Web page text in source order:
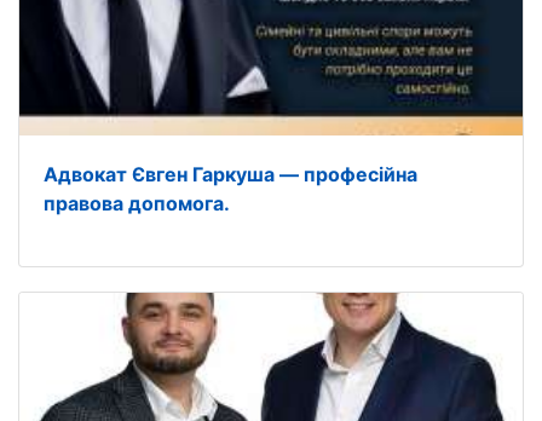
Адвокат Євген Гаркуша — професійна
правова допомога.